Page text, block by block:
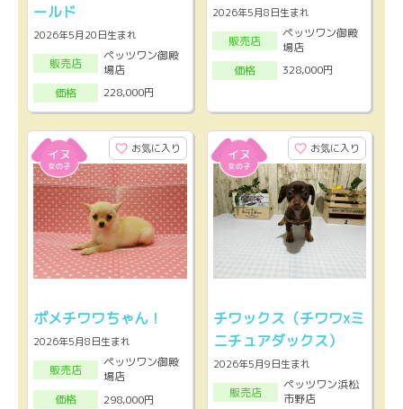
ールド
2026年5月20日生まれ
販売店
ペッツワン御殿
場店
価格
228,000円
2026年5月8日生まれ
販売店
ペッツワン御殿
場店
価格
328,000円
お気に入り
ポメチワワちゃん！
2026年5月8日生まれ
販売店
ペッツワン御殿
場店
価格
298,000円
お気に入り
チワックス（チワワxミ
ニチュアダックス）
2026年5月9日生まれ
販売店
ペッツワン浜松
市野店